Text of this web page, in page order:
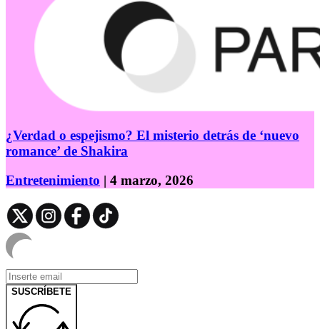
¿Verdad o espejismo? El misterio detrás de ‘nuevo
romance’ de Shakira
Entretenimiento | 4 marzo, 2026
SUSCRÍBETE